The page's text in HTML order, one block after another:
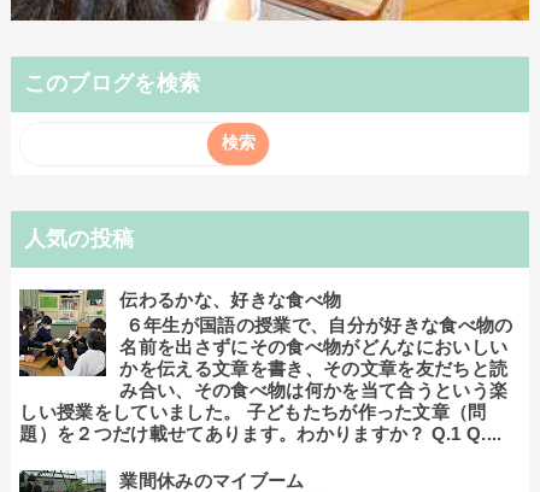
このブログを検索
人気の投稿
伝わるかな、好きな食べ物
６年生が国語の授業で、自分が好きな食べ物の
名前を出さずにその食べ物がどんなにおいしい
かを伝える文章を書き、その文章を友だちと読
み合い、その食べ物は何かを当て合うという楽
しい授業をしていました。 子どもたちが作った文章（問
題）を２つだけ載せてあります。わかりますか？ Q.1 Q....
業間休みのマイブーム